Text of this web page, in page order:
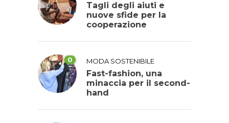
Tagli degli aiuti e
nuove sfide per la
cooperazione
0 MODA SOSTENIBILE
Fast-fashion, una
minaccia per il second-
hand